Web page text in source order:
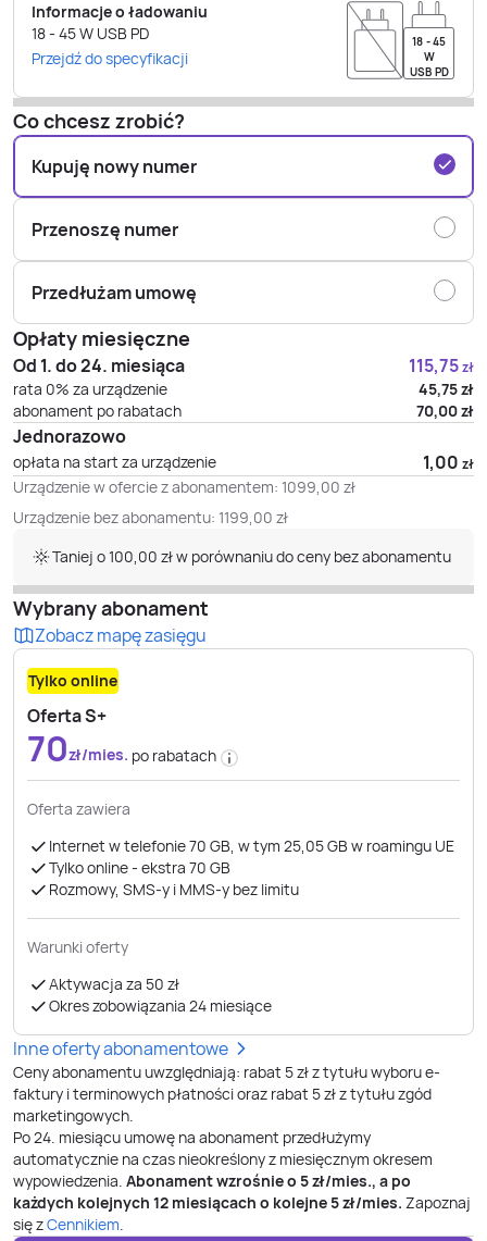
Informacje o ładowaniu
18 - 45W USB PD
Przejdź do specyfikacji
18 - 45
W
USB PD
Co chcesz zrobić?
Kupuję nowy numer
Przenoszę numer
Przedłużam umowę
Opłaty miesięczne
Od 1. do 24. miesiąca 115,75zł
rata 0% za urządzenie 45,75zł
abonament po rabatach
70,00zł
Jednorazowo
opłata na start za urządzenie 1,00 zł
Urządzenie w ofercie z abonamentem: 1099,00 zł
Urządzenie bez abonamentu: 1199,00 zł
Taniej o 100,00 zł w porównaniu do ceny bez abonamentu
Wybrany abonament
Zobacz mapę zasięgu
Tylko online
Oferta S+
70zł/mies. po rabatach
Oferta zawiera
Internet w telefonie 70 GB, w tym 25,05 GB w roamingu UE
Tylko online - ekstra 70 GB
Rozmowy, SMS-y i MMS-y bez limitu
Warunki oferty
Aktywacja za 50 zł
Okres zobowiązania 24 miesiące
Inne oferty abonamentowe
Ceny abonamentu uwzględniają: rabat 5 zł z tytułu wyboru e-
faktury i terminowych płatności oraz rabat 5 zł z tytułu zgód
marketingowych.
Po24. miesiącu umowę na abonament przedłużymy
automatycznie na czas nieokreślony z miesięcznym okresem
wypowiedzenia. Abonament wzrośnie o 5zł/mies., a po
każdych kolejnych 12 miesiącach o kolejne5zł/mies. Zapoznaj
się zCennikiem.